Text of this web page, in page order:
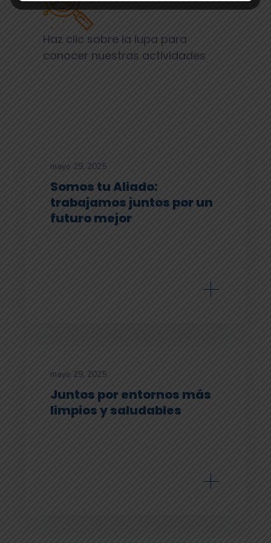
Haz clic sobre la lupa para
conocer nuestras actividades
mayo 29, 2025
Somos tu Aliado:
trabajamos juntos por un
futuro mejor
mayo 29, 2025
Juntos por entornos más
limpios y saludables